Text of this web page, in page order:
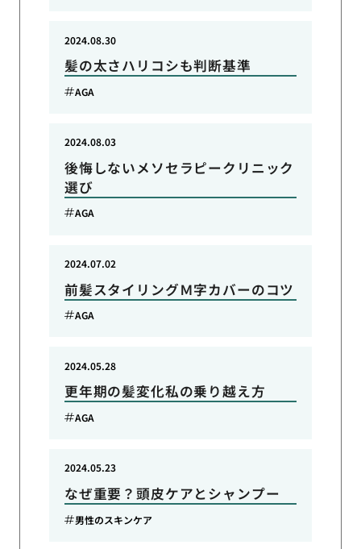
髪の太さハリコシも判断基準
2024.08.30
AGA
後悔しないメソセラピークリニック
選び
2024.08.03
AGA
前髪スタイリングＭ字カバーのコツ
2024.07.02
AGA
更年期の髪変化私の乗り越え方
2024.05.28
AGA
なぜ重要？頭皮ケアとシャンプー
2024.05.23
男性のスキンケア